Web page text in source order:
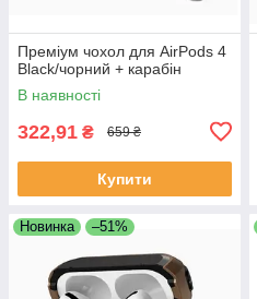
Преміум чохол для AirPods 4
Black/чорний + карабін
В наявності
322,91 ₴ 659 ₴
Купити
Новинка –51%